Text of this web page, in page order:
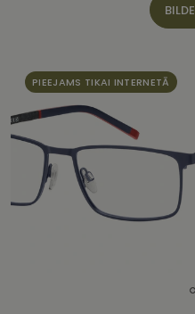
BILDE
PIEEJAMS TIKAI INTERNETĀ